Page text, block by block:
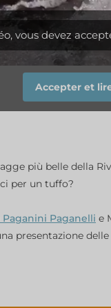
vous devez
Accepter et
più belle della
per un tuffo?
Paganelli e
presentazione